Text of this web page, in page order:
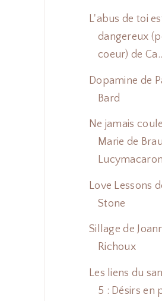
L'abus de toi
dangereux
coeur) de
Dopamine de
Bard
Ne jamais
Marie de
Love Lessons
Stone
Sillage de
Richoux
Les liens du
5 : Désirs en